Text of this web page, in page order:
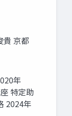
貴 京都
年
特定助
2024年